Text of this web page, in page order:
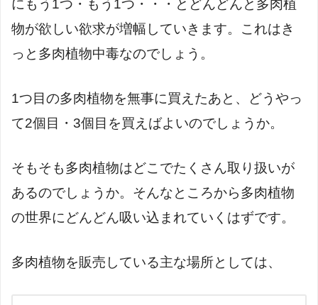
にもう1つ・もう1つ・・・とどんどんと多肉植
物が欲しい欲求が増幅していきます。これはき
っと多肉植物中毒なのでしょう。
1つ目の多肉植物を無事に買えたあと、どうやっ
て2個目・3個目を買えばよいのでしょうか。
そもそも多肉植物はどこでたくさん取り扱いが
あるのでしょうか。そんなところから多肉植物
の世界にどんどん吸い込まれていくはずです。
多肉植物を販売している主な場所としては、